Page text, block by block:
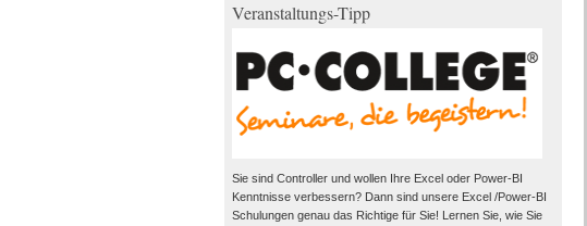
Veranstaltungs-Tipp
Sie sind Controller und wollen Ihre Excel oder Power-BI
Kenntnisse verbessern? Dann sind unsere Excel /Power-BI
Schulungen genau das Richtige für Sie! Lernen Sie, wie Sie